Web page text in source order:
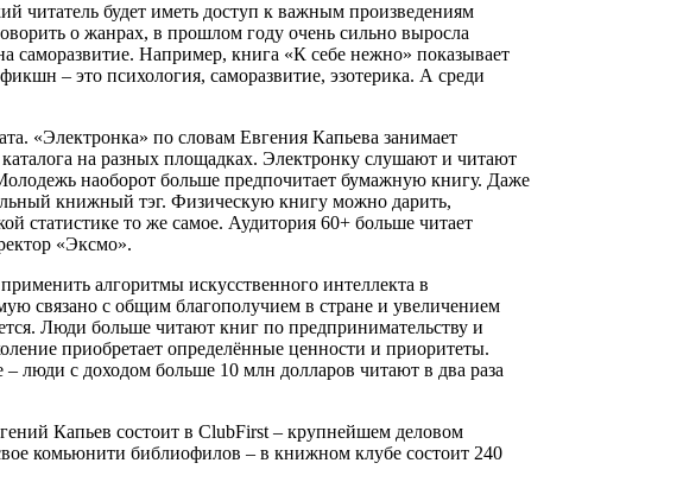
читатель будет иметь доступ к важным произведениям
о жанрах, в прошлом году очень сильно выросла
саморазвитие. Например, книга «К себе нежно» показывает
– это психология, саморазвитие, эзотерика. А среди
«Электронка» по словам Евгения Капьева занимает
на разных площадках. Электронку слушают и читают
наоборот больше предпочитает бумажную книгу. Даже
книжный тэг. Физическую книгу можно дарить,
статистике то же самое. Аудитория 60+ больше читает
«Эксмо».
алгоритмы искусственного интеллекта в
связано с общим благополучием в стране и увеличением
Люди больше читают книг по предпринимательству и
приобретает определённые ценности и приоритеты.
люди с доходом больше 10 млн долларов читают в два раза
Капьев состоит в ClubFirst – крупнейшем деловом
комьюнити библиофилов – в книжном клубе состоит 240